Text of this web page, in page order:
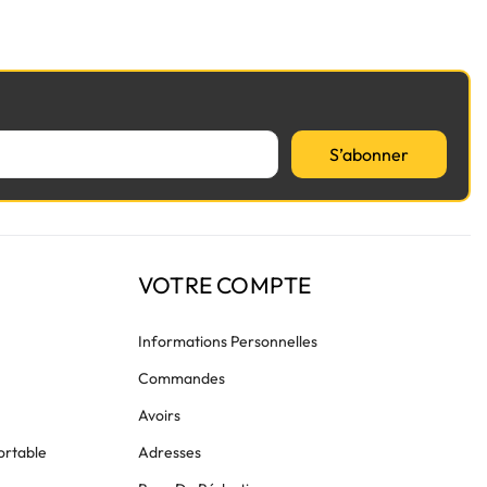
S’abonner
VOTRE COMPTE
Informations Personnelles
Commandes
Avoirs
Adresses